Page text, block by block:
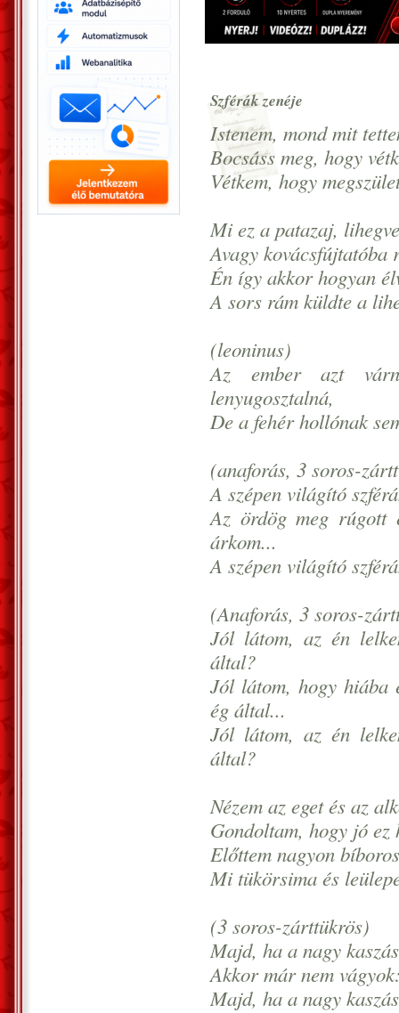
Szférák zenéje
Istenem, mond mit
Bocsáss meg, hogy
Vétkem, hogy
Mi ez a patazaj,
Avagy kovácsfújtatóba
Én így akkor hogyan
A sors rám küldte a
(leoninus)
Az ember azt
lenyugosztalná,
De a fehér hollónak
(anaforás, 3 soros-
A szépen világító
Az ördög meg rúgott
árkom...
A szépen világító
(Anaforás, 3 soros-
Jól látom, az én
által?
Jól látom, hogy hiába
ég által...
Jól látom, az én
által?
Nézem az eget és az
Gondoltam, hogy jó
Előttem nagyon
Mi tükörsima és
(3 soros-zárttükrös)
Majd, ha a nagy
Akkor már nem
Majd, ha a nagy